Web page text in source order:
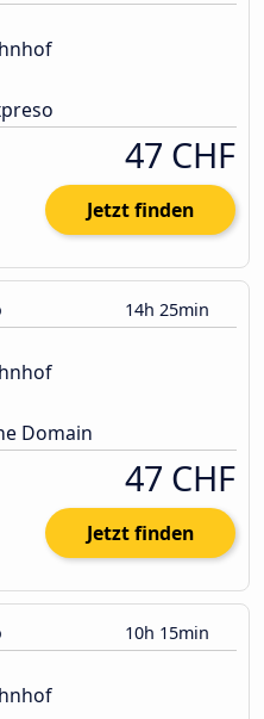
47 CHF
Jetzt finden
14h 25min
Domain
47 CHF
Jetzt finden
10h 15min